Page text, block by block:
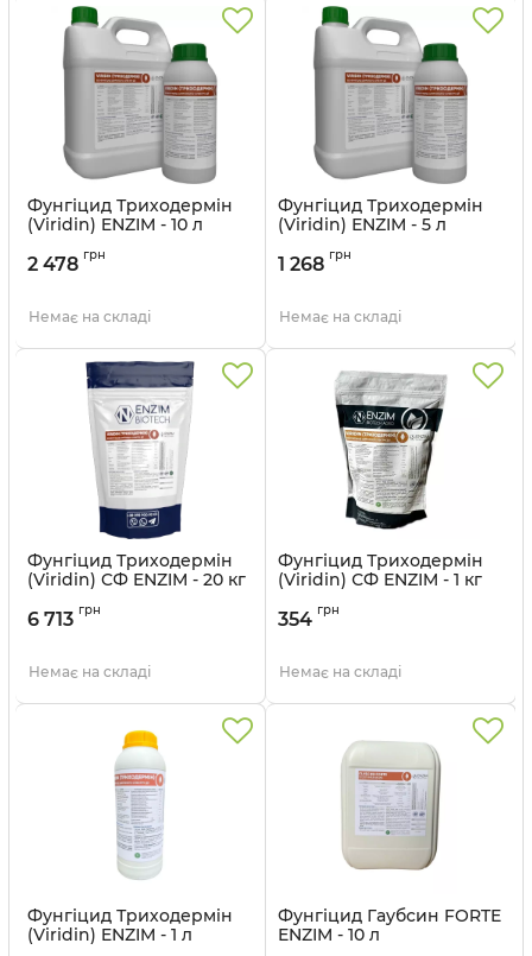
Фунгіцид Триходермін
(Viridin) ENZIM - 10 л
2 478 грн
Немає на складі
Фунгіцид Триходермін
(Viridin) ENZIM - 5 л
1 268 грн
Немає на складі
Фунгіцид Триходермін
(Viridin) СФ ENZIM - 20 кг
6 713 грн
Немає на складі
Фунгіцид Триходермін
(Viridin) СФ ENZIM - 1 кг
354 грн
Немає на складі
Фунгіцид Триходермін
(Viridin) ENZIM - 1 л
Фунгіцид Гаубсин FORTE
ENZIM - 10 л